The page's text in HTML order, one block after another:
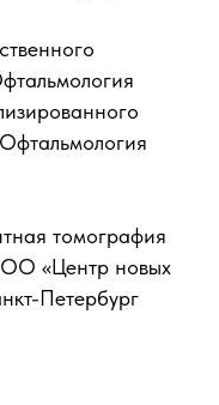
томография
«Центр новых
Петербург